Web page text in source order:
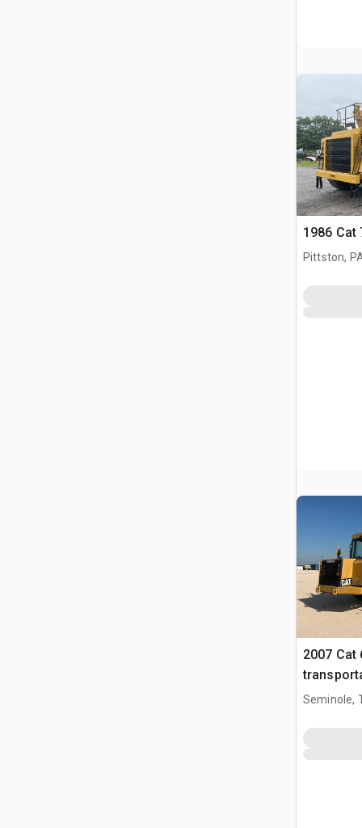
1986 Cat
Pittston,
2007 Cat
Seminole,